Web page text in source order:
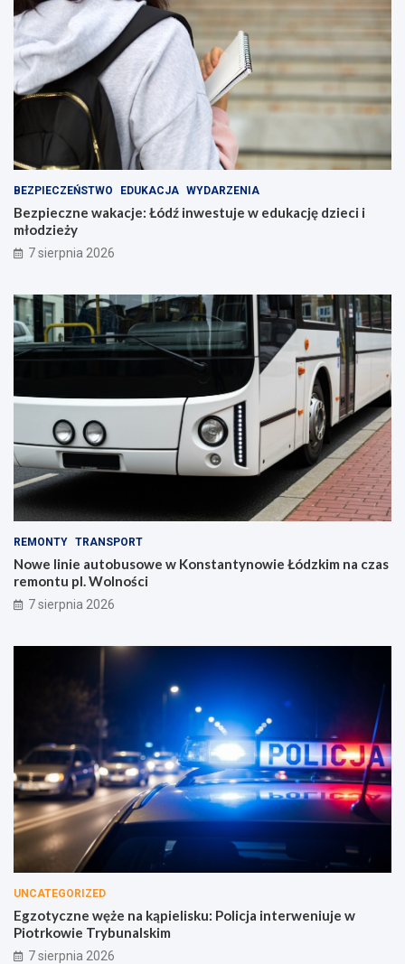
BEZPIECZEŃSTWO EDUKACJA WYDARZENIA
Bezpieczne wakacje: Łódź inwestuje w edukację dzieci i
młodzieży
7 sierpnia 2026
REMONTY TRANSPORT
Nowe linie autobusowe w Konstantynowie Łódzkim na czas
remontu pl. Wolności
7 sierpnia 2026
UNCATEGORIZED
Egzotyczne węże na kąpielisku: Policja interweniuje w
Piotrkowie Trybunalskim
7 sierpnia 2026